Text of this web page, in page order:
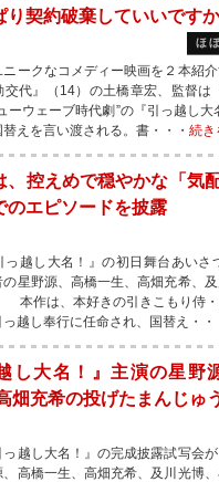
り契約破棄していいですか
ほ
ークなコメディー映画を２本紹
交代』（14）の土橋章宏、監督は
ーウェーブ時代劇”の『引っ越し
えを言い渡される。書・・・ 続き
、控えめで穏やかな「
のエピソードを披露
越し大名！』の初日舞台あいさ
の星野源、高橋一生、高畑充希、
本作は、本好きの引きこもり侍
越し奉行に任命され、国替え・・
し大名！』主演の星野
畑充希の投げたまんじゅ
越し大名！』の完成披露試写会
高橋一生、高畑充希、及川光博